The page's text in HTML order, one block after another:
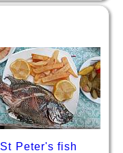
St Peter's fish